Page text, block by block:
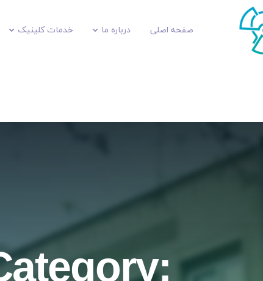
صفحه اصلی درباره ما خدمات کلینیک